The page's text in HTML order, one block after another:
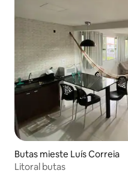
Butas mieste Luís Correia
Litoral butas